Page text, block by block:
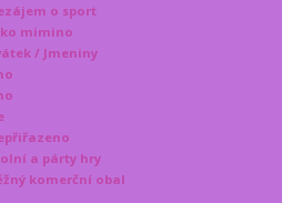
o sport
mimino
/ Jmeniny
a párty hry
komerční obal